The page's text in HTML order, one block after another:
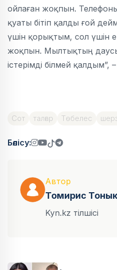
ойлаған жоқпын.
қуаты бітіп қалды ғой
үшін қорықтым, сол үшін
жоқпын. Мылтықтың
істерімді білмей
Сот талғар Төбелес
Бөлісу:
Автор
Томирис
Kyn.kz тілшісі